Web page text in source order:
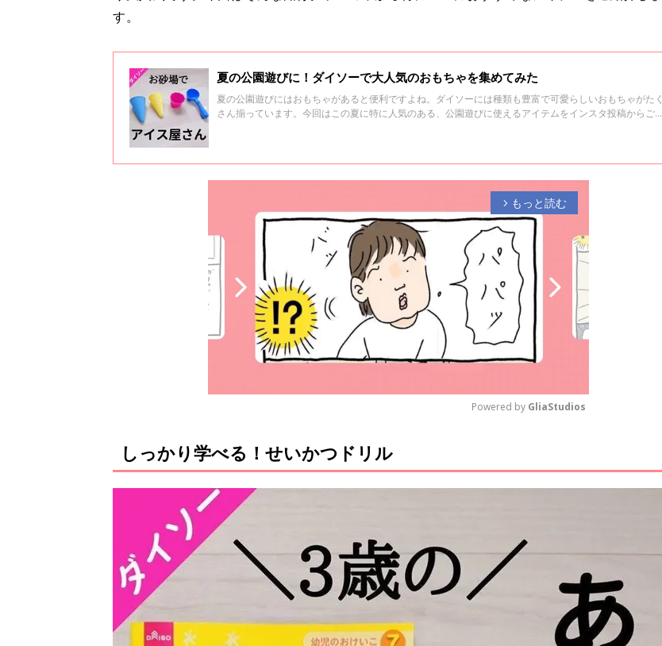
す。
夏の公園遊びに！ダイソーで大人気のおもちゃを集めてみた
夏の公園遊びにはおもちゃがあると便利ですよね。ダイソーには種類も豊富で可愛らしいおもちゃがたく
さん揃っています。今回はこの夏に特に人気のある、公園遊びに使えるアイテムをインスタ投稿からご紹
arrow_forward_ios もっと読む
u
Powered by GliaStudios
しっかり学べる！せいかつドリル